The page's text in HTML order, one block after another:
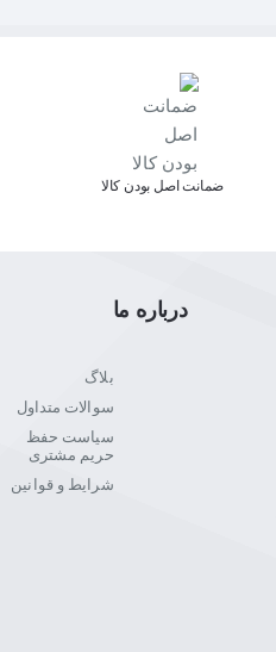
ﺿﻤﺎﻧﺖ اﺻﻞ ﺑﻮدن ﮐﺎﻟﺎ
درباره ما
بلاگ
سوالات متداول
سیاست حفظ
حریم مشتری
شرایط و قوانین